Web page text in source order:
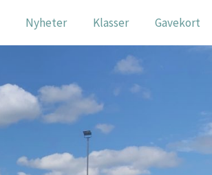
Nyheter Klasser Gavekort